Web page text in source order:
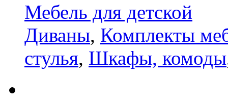
Мебель для детской
Диваны, Комплекты
стулья, Шкафы, комоды